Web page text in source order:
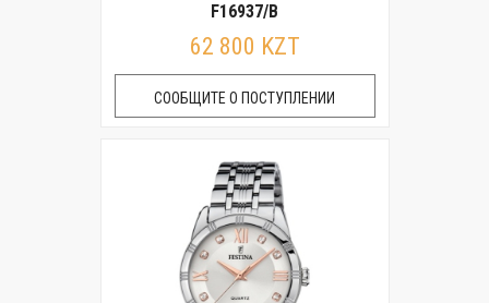
F16937/B
62 800 KZT
СООБЩИТЕ О ПОСТУПЛЕНИИ